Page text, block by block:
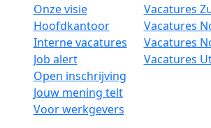
Onze visie
Hoofdkantoor
Interne vacatures
Job alert
Open inschrijving
Jouw mening telt
Voor werkgevers
Vacatures
Vacatures
Vacatures
Vacatures